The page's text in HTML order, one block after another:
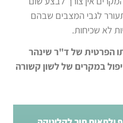
לגבי המצבים שבהם
לא שכיחות.
הפרטית של ד"ר שינהר
במקרים של לשון קשורה